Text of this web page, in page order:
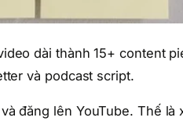
dài thành 15+ content
và podcast script.
đăng lên YouTube. Thế